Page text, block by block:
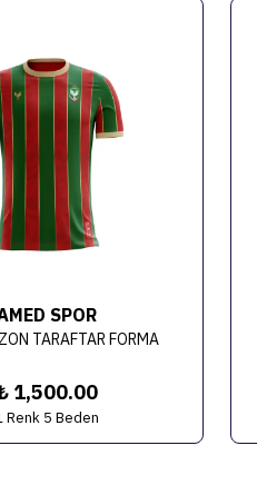
SPOR
TARAFTAR FORMA
1,500.00
Renk 5 Beden